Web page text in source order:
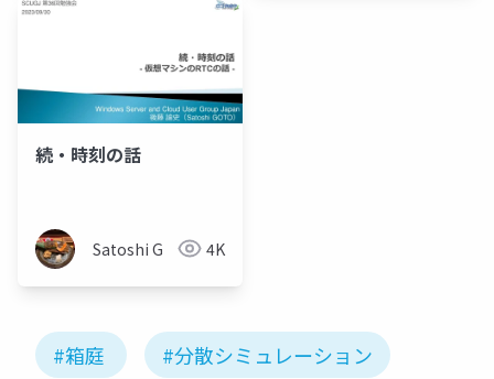
続・時刻の話
Satoshi G 4K
#箱庭 #分散シミュレーション